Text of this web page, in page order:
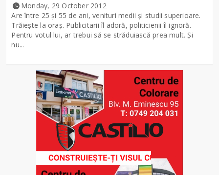
Monday, 29 October 2012
Are între 25 şi 55 de ani, venituri medii şi studii superioare.
Trăieşte la oraş. Publicitarii îl adoră, politicienii îl ignoră.
Pentru votul lui, ar trebui să se străduiască prea mult. Şi
nu...